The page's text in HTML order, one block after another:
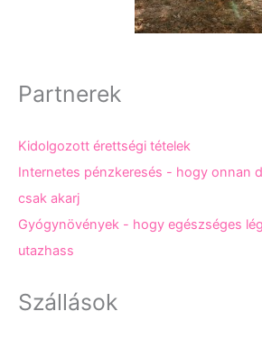
Partnerek
Kidolgozott érettségi tételek
Internetes pénzkeresés - hogy onnan
csak akarj
Gyógynövények - hogy egészséges
utazhass
Szállások